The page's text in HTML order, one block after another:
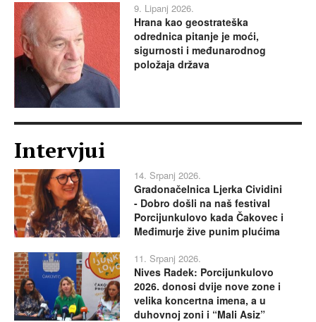
9. Lipanj 2026.
Hrana kao geostrateška
odrednica pitanje je moći,
sigurnosti i međunarodnog
položaja država
Intervjui
14. Srpanj 2026.
Gradonačelnica Ljerka Cividini
- Dobro došli na naš festival
Porcijunkulovo kada Čakovec i
Međimurje žive punim plućima
11. Srpanj 2026.
Nives Radek: Porcijunkulovo
2026. donosi dvije nove zone i
velika koncertna imena, a u
duhovnoj zoni i “Mali Asiz”